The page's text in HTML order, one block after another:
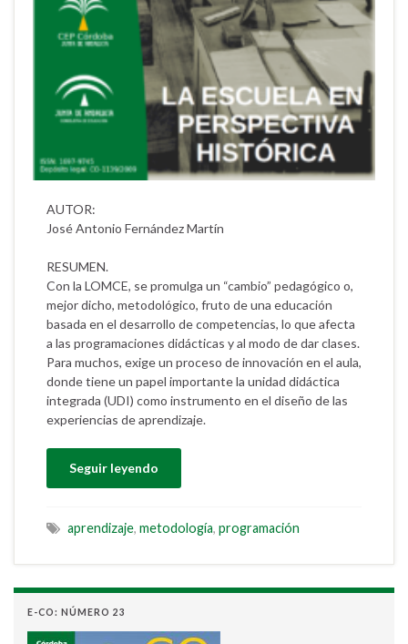
AUTOR:
José Antonio Fernández Martín
RESUMEN.
Con la LOMCE, se promulga un “cambio” pedagógico o,
mejor dicho, metodológico, fruto de una educación
basada en el desarrollo de competencias, lo que afecta
a las programaciones didácticas y al modo de dar clases.
Para muchos, exige un proceso de innovación en el aula,
donde tiene un papel importante la unidad didáctica
integrada (UDI) como instrumento en el diseño de las
experiencias de aprendizaje.
Seguir leyendo
aprendizaje, metodología, programación
E-CO: NÚMERO 23